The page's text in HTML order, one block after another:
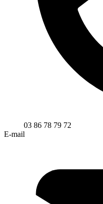
03 86 78 79 72
E-mail